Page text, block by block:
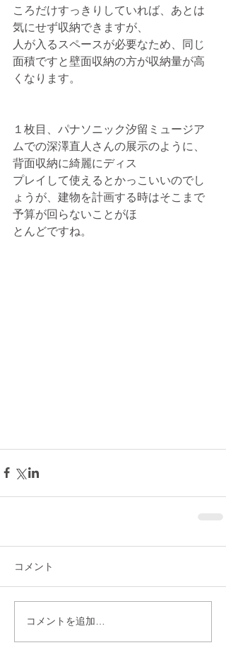
ころだけすっきりしていれば、あとは
気にせず収納できますが、
人が入るスペースが必要なため、同じ
面積ですと壁面収納の方が収納量が高
くなります。
１枚目、パナソニック汐留ミュージア
ムでの深澤直人さんの展示のように、
背面収納に綺麗にディス
プレイして使えるとかっこいいのでし
ょうが、建物を計画する時はそこまで
予算が回らないことがほ
とんどですね。
コメント
コメントを追加…